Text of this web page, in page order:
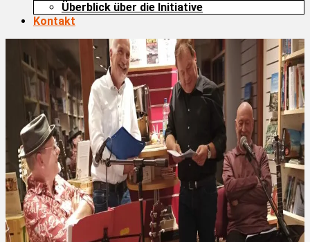
Überblick über die Initiative
Kontakt